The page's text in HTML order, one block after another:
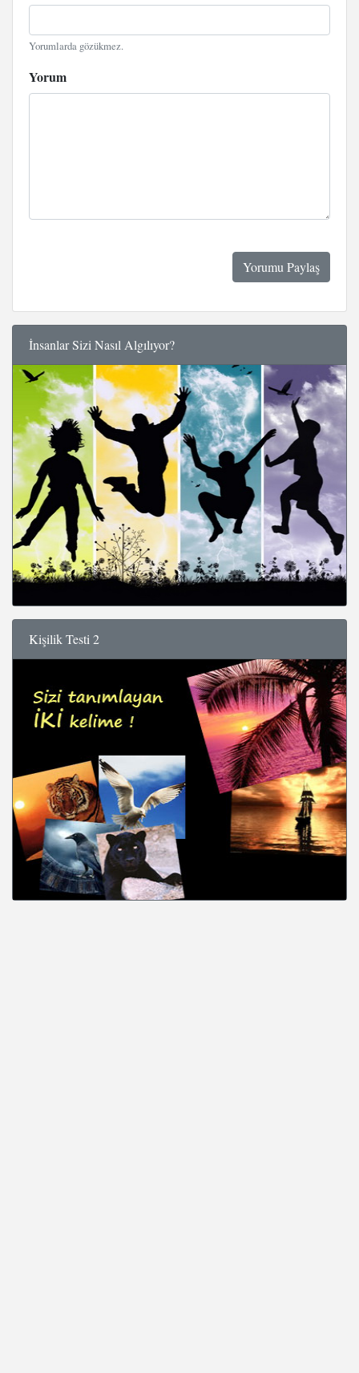
Yorumlarda gözükmez.
Yorum
İnsanlar Sizi Nasıl Algılıyor?
Kişilik Testi 2